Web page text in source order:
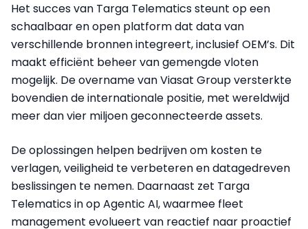
Het succes van Targa Telematics steunt op een
schaalbaar en open platform dat data van
verschillende bronnen integreert, inclusief OEM’s. Dit
maakt efficiënt beheer van gemengde vloten
mogelijk. De overname van Viasat Group versterkte
bovendien de internationale positie, met wereldwijd
meer dan vier miljoen geconnecteerde assets.
De oplossingen helpen bedrijven om kosten te
verlagen, veiligheid te verbeteren en datagedreven
beslissingen te nemen. Daarnaast zet Targa
Telematics in op Agentic AI, waarmee fleet
management evolueert van reactief naar proactief